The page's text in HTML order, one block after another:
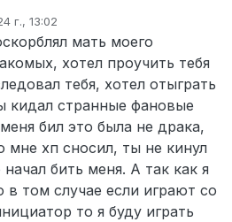
tB11jRQnFtg
демка
на машине Райан Хилрой. До
мою машину, Не давая
в этот раз, я останавливаю
надирать ему зад, я бью его
он выходит, и я иду дратся с
вместо отпора, он берёт
в зеленой зоне, надо
он мог не доставать оружие, а по
tB11jRQnFtg
г., 13:02
мать моего
хотел проучить тебя
тебя, хотел отыграть
кидал странные фановые
бил это была не драка,
мне хп сносил, ты не кинул
бить меня. А так как я
том случае если играют со
то я буду играть